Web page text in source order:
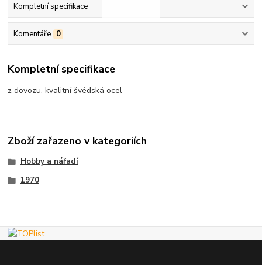
Kompletní specifikace
Komentáře 0
Kompletní specifikace
z dovozu, kvalitní švédská ocel
Zboží zařazeno v kategoriích
Hobby a nářadí
1970